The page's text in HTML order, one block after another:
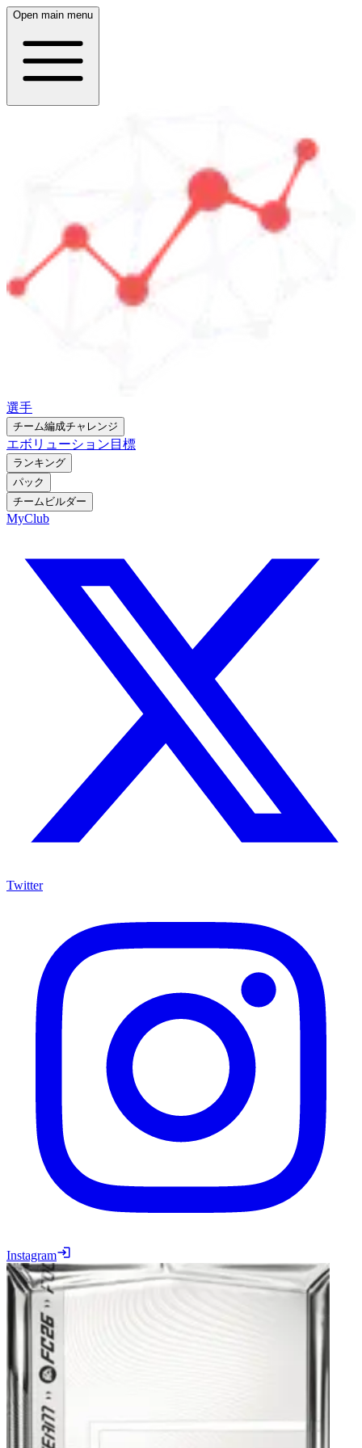
Open main menu
選手
チーム編成チャレンジ
エボリューション 目標
ランキング
パック
チームビルダー
MyClub
Twitter
Instagram